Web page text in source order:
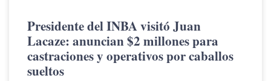
Presidente del INBA visitó Juan
Lacaze: anuncian $2 millones para
castraciones y operativos por caballos
sueltos